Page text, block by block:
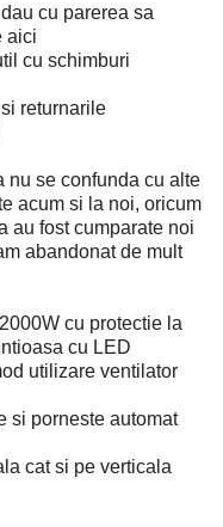
cu parerea sa
aici
cu schimburi
returnarile
nu se confunda cu alte
acum si la noi, oricum
au fost cumparate noi
abandonat de mult
cu protectie la
cu LED
utilizare ventilator
si porneste automat
cat si pe verticala